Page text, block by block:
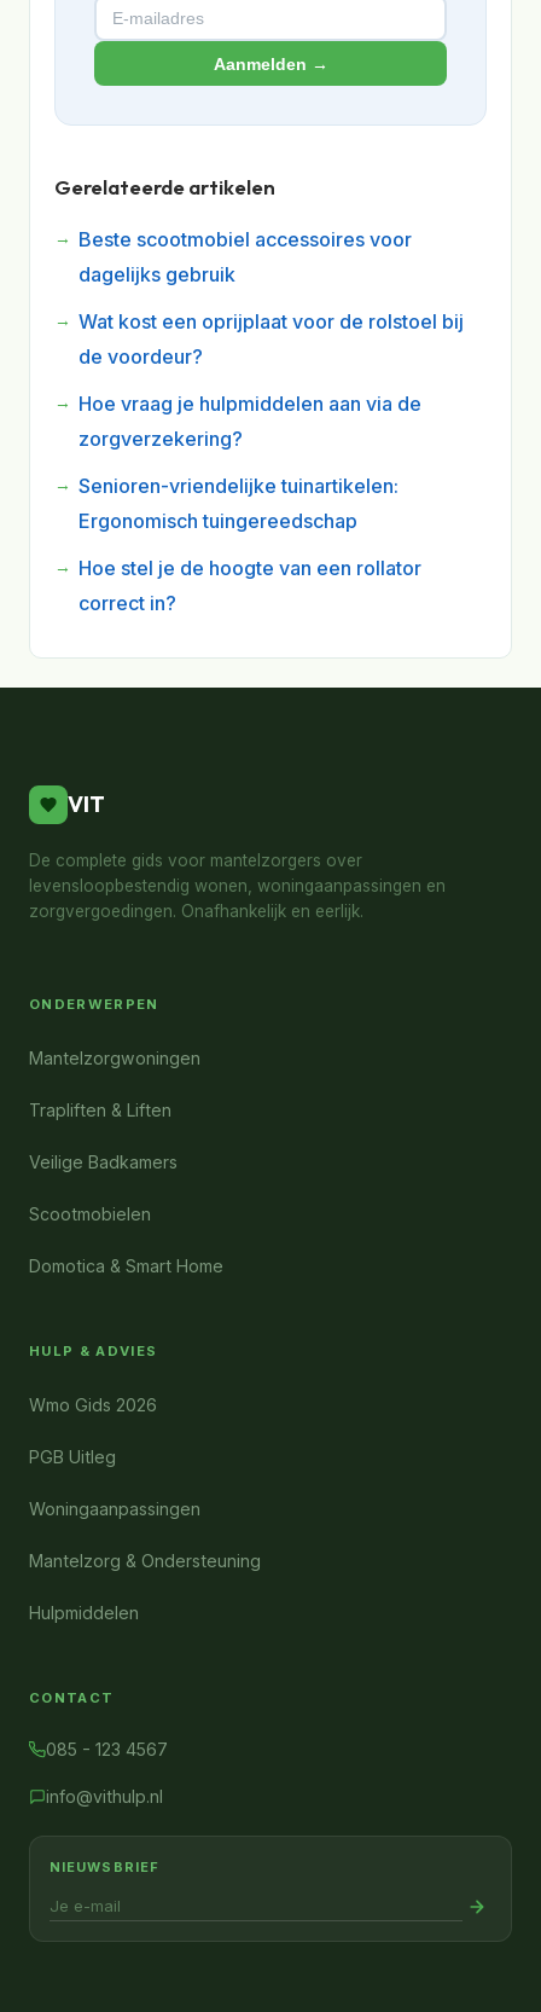
Aanmelden →
Gerelateerde artikelen
Beste scootmobiel accessoires voor
dagelijks gebruik
Wat kost een oprijplaat voor de rolstoel bij
de voordeur?
Hoe vraag je hulpmiddelen aan via de
zorgverzekering?
Senioren-vriendelijke tuinartikelen:
Ergonomisch tuingereedschap
Hoe stel je de hoogte van een rollator
correct in?
VIT
De complete gids voor mantelzorgers over
levensloopbestendig wonen, woningaanpassingen en
zorgvergoedingen. Onafhankelijk en eerlijk.
ONDERWERPEN
Mantelzorgwoningen
Trapliften & Liften
Veilige Badkamers
Scootmobielen
Domotica & Smart Home
HULP & ADVIES
Wmo Gids 2026
PGB Uitleg
Woningaanpassingen
Mantelzorg & Ondersteuning
Hulpmiddelen
CONTACT
085 - 123 4567
info@vithulp.nl
NIEUWSBRIEF